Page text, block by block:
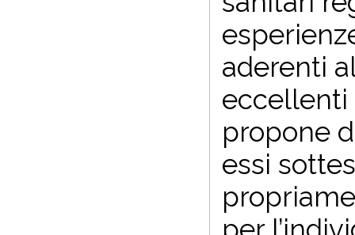
aderenti
eccellenti
propone
essi